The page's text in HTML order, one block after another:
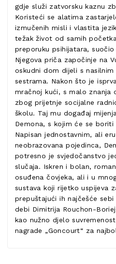
gdje služi zatvorsku kaznu
Koristeći se alatima
izmučenih misli i vlastita
težak život od samih
preporuku psihijatara,
Njegova priča započinje na
oskudni dom dijeli s
sestrama. Nakon što je
mračnoj kući, s malo znanja
zbog prijetnje socijalne
školu. Taj mu događaj
Demona, s kojim će se boriti
Napisan jednostavnim, ali
neobrazovana pojedinca,
potresno je svjedočanstvo
slučaja. Iskren i bolan,
osuđena čovjeka, ali i u
sustava koji rijetko uspijeva
prepuštajući ih najčešće sebi
debi Dimitrija Rouchon-
kao nužno djelo
nagrade „Goncourt“ za